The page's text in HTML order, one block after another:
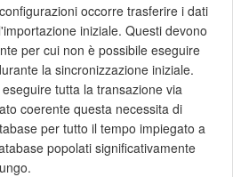
occorre trasferire i dati
iniziale. Questi devono
per cui non è possibile eseguire
la sincronizzazione iniziale.
tutta la transazione via
coerente questa necessita di
per tutto il tempo impiegato a
popolati significativamente